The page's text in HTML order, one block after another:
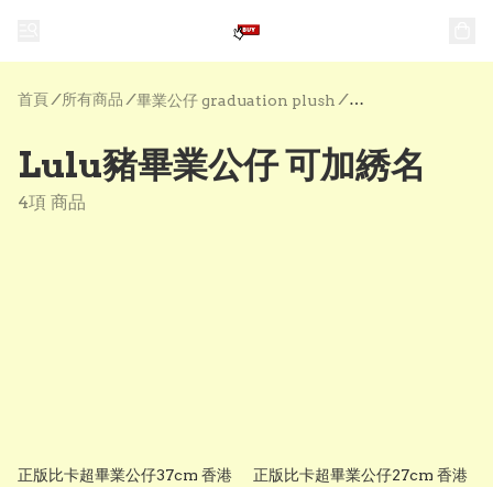
首頁/ 所有商品 /畢業公仔 graduation plush /
Lulu豬畢業公仔 可加綉名
4項 商品
正版比卡超畢業公仔37cm 香港
正版比卡超畢業公仔27cm 香港